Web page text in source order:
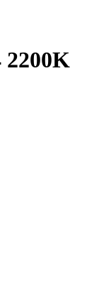
2200K